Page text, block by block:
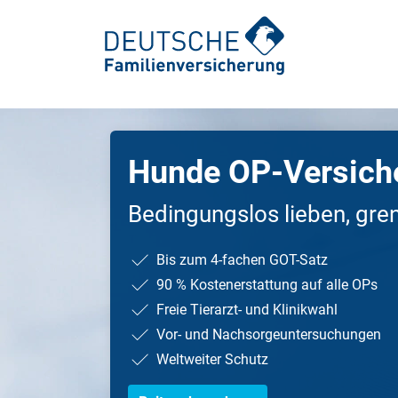
Ambulante Zusatzversicherung
Auslandskrankenversicherung
Krankengeld
Krankenhauszusatzversicherung
Pflegezusatzversicherung
Zahnspange: Kosten & Behandlung
Zahnkrone: Arten, Ablauf, Kosten
Zahnimplantate
Veneers für Zähne
Hunde OP-
Bedingungslos lieben,
Bis zum 4-fachen GOT-Satz
90 % Kostenerstattung auf alle OPs
Freie Tierarzt- und Klinikwahl
Vor- und Nachsorgeuntersuchungen
Weltweiter Schutz